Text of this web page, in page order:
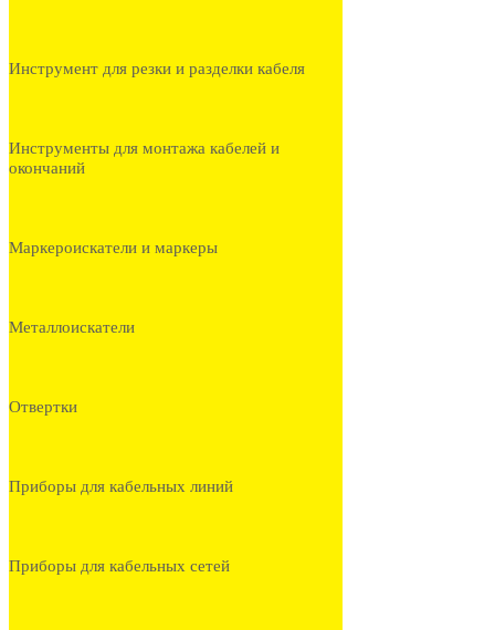
Инструмент для резки и разделки кабеля
Инструменты для монтажа кабелей и
окончаний
Маркероискатели и маркеры
Металлоискатели
Отвертки
Приборы для кабельных линий
Приборы для кабельных сетей